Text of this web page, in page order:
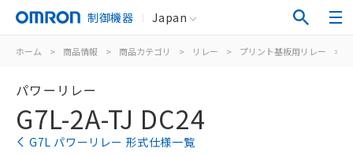
制御機器 Japan
ホーム > 商品情報 > 商品カテゴリ > リレー > プリント基板用リレー >
パワーリレー
G7L-2A-TJ DC24
G7L パワーリレー 形式仕様一覧